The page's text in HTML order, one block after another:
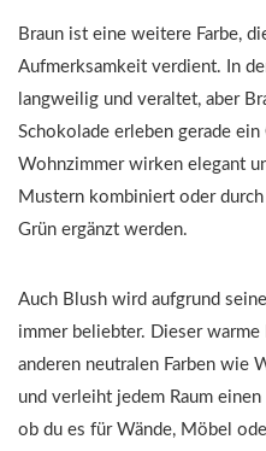
Braun ist eine weitere Farbe,
Aufmerksamkeit verdient. In
langweilig und veraltet, aber
Schokolade erleben gerade ein
Wohnzimmer wirken elegant
Mustern kombiniert oder
Grün ergänzt werden.
Auch Blush wird aufgrund
immer beliebter. Dieser
anderen neutralen Farben wie
und verleiht jedem Raum
ob du es für Wände, Möbel